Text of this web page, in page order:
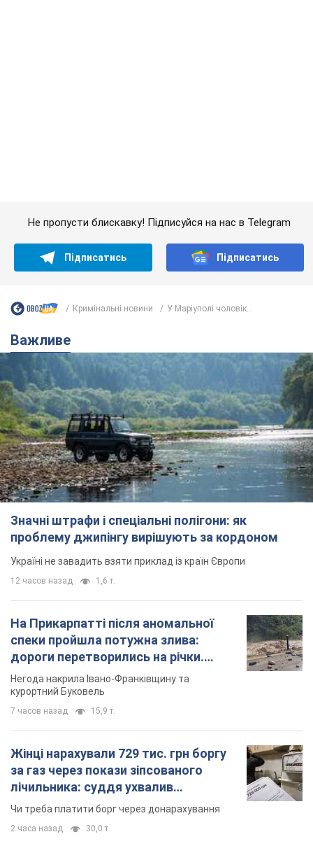
проблему джипінгу вирішують за кордоном
Україні не завадить взяти приклад із країн Європи
12 часов назад 1,6 т.
На Прикарпатті після аномальної
спеки пройшла потужна злива:
дороги перетворились на річки.
Відео
Негода накрила Івано-Франківщину та
курортний Буковель
7 часов назад 15,9 т.
Жінці нарахували 729 тис. грн боргу
за газ через покази зіпсованого
лічильника: суддя ухвалив
неочікуване рішення
Чи треба платити борг через донарахування
2 часа назад 30,0 т.